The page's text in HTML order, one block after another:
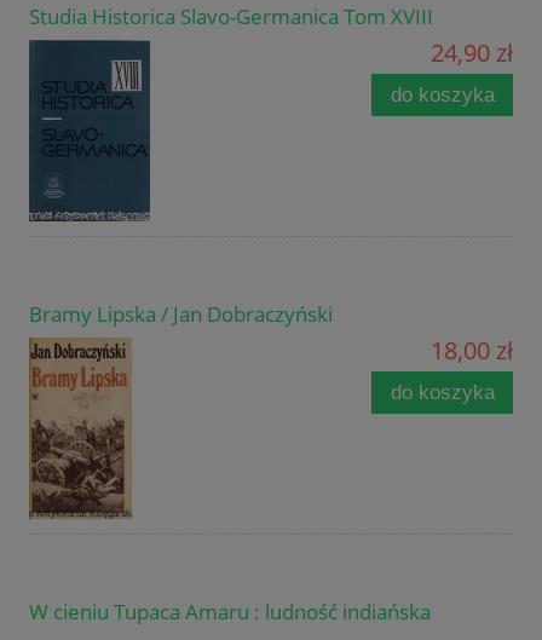
Studia Historica Slavo-Germanica Tom XVIII
24,90 zł
do koszyka
Bramy Lipska / Jan Dobraczyński
18,00 zł
do koszyka
W cieniu Tupaca Amaru : ludność indiańska